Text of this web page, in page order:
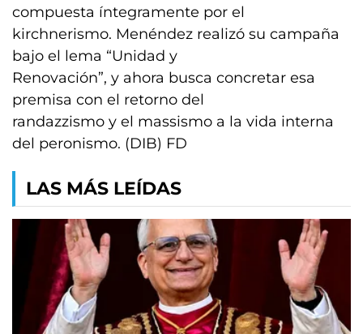
compuesta íntegramente por el
kirchnerismo. Menéndez realizó su campaña
bajo el lema “Unidad y
Renovación”, y ahora busca concretar esa
premisa con el retorno del
randazzismo y el massismo a la vida interna
del peronismo. (DIB) FD
LAS MÁS LEÍDAS